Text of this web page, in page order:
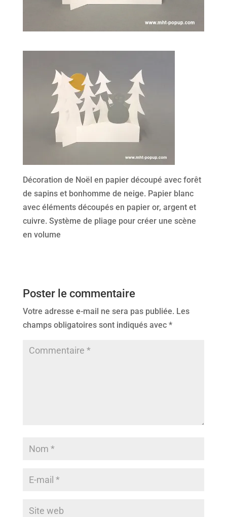
Décoration de Noël en papier découpé avec forêt
de sapins et bonhomme de neige. Papier blanc
avec éléments découpés en papier or, argent et
cuivre. Système de pliage pour créer une scène
en volume
Poster le commentaire
Votre adresse e-mail ne sera pas publiée. Les
champs obligatoires sont indiqués avec *